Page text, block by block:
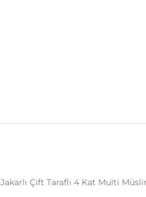
Jakarlı Çift Taraflı 4 Kat Multi